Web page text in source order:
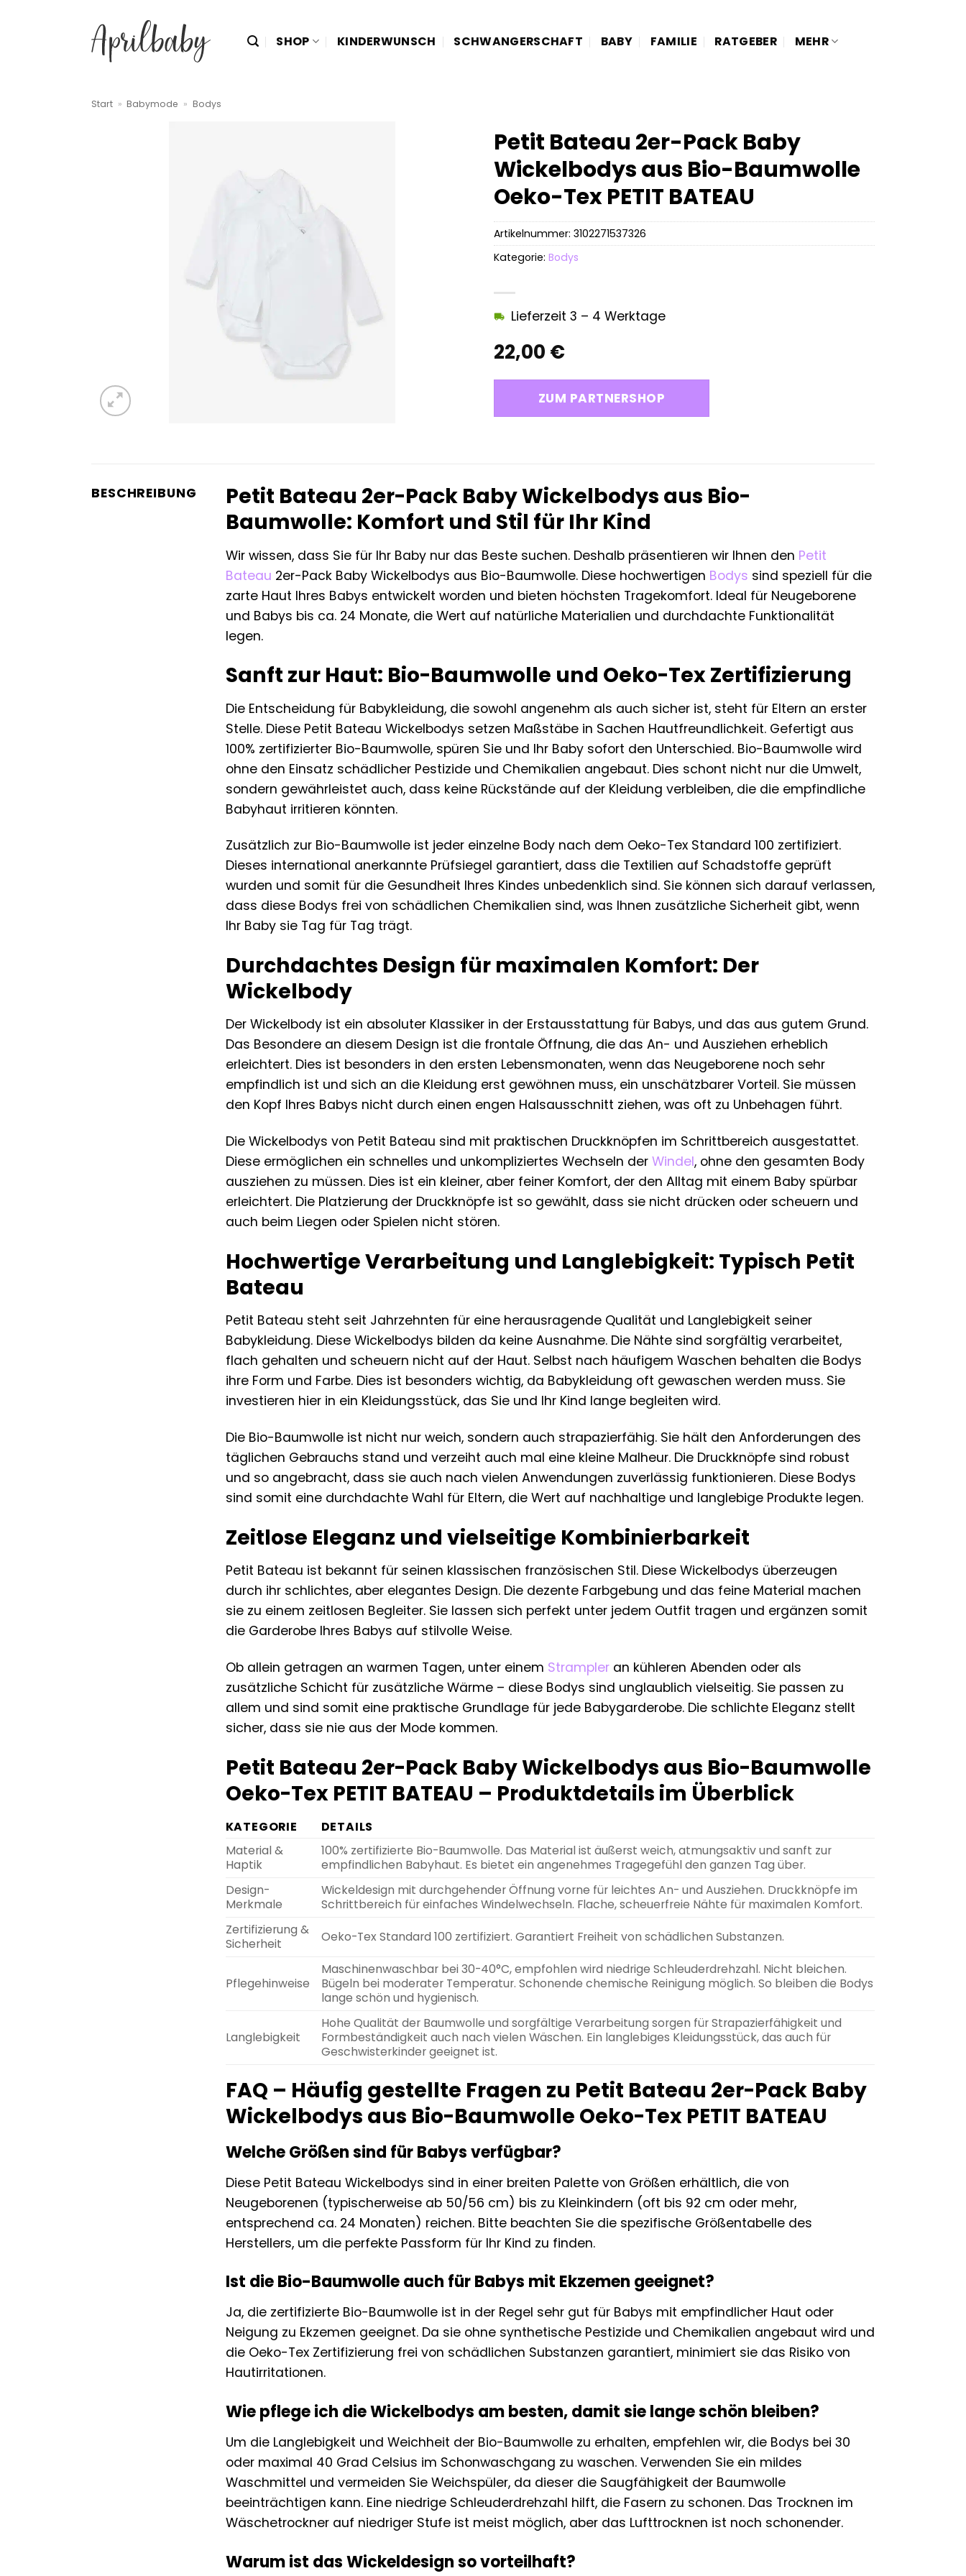
SHOP KINDERWUNSCH SCHWANGERSCHAFT BABY FAMILIE RATGEBER MEHR
Start » Babymode » Bodys
Petit Bateau 2er-Pack Baby
Wickelbodys aus Bio-Baumwolle
Oeko-Tex PETIT BATEAU
22,00 €
Lieferzeit 3 – 4 Werktage
ZUM PARTNERSHOP
Artikelnummer: 3102271537326
Kategorie: Bodys
BESCHREIBUNG
Petit Bateau 2er-Pack Baby Wickelbodys aus Bio-
Baumwolle: Komfort und Stil für Ihr Kind
Wir wissen, dass Sie für Ihr Baby nur das Beste suchen. Deshalb präsentieren wir Ihnen den Petit
Bateau 2er-Pack Baby Wickelbodys aus Bio-Baumwolle. Diese hochwertigen Bodys sind speziell für die
zarte Haut Ihres Babys entwickelt worden und bieten höchsten Tragekomfort. Ideal für Neugeborene
und Babys bis ca. 24 Monate, die Wert auf natürliche Materialien und durchdachte Funktionalität
legen.
Sanft zur Haut: Bio-Baumwolle und Oeko-Tex Zertifizierung
Die Entscheidung für Babykleidung, die sowohl angenehm als auch sicher ist, steht für Eltern an erster
Stelle. Diese Petit Bateau Wickelbodys setzen Maßstäbe in Sachen Hautfreundlichkeit. Gefertigt aus
100% zertifizierter Bio-Baumwolle, spüren Sie und Ihr Baby sofort den Unterschied. Bio-Baumwolle wird
ohne den Einsatz schädlicher Pestizide und Chemikalien angebaut. Dies schont nicht nur die Umwelt,
sondern gewährleistet auch, dass keine Rückstände auf der Kleidung verbleiben, die die empfindliche
Babyhaut irritieren könnten.
Zusätzlich zur Bio-Baumwolle ist jeder einzelne Body nach dem Oeko-Tex Standard 100 zertifiziert.
Dieses international anerkannte Prüfsiegel garantiert, dass die Textilien auf Schadstoffe geprüft
wurden und somit für die Gesundheit Ihres Kindes unbedenklich sind. Sie können sich darauf verlassen,
dass diese Bodys frei von schädlichen Chemikalien sind, was Ihnen zusätzliche Sicherheit gibt, wenn
Ihr Baby sie Tag für Tag trägt.
Durchdachtes Design für maximalen Komfort: Der
Wickelbody
Der Wickelbody ist ein absoluter Klassiker in der Erstausstattung für Babys, und das aus gutem Grund.
Das Besondere an diesem Design ist die frontale Öffnung, die das An- und Ausziehen erheblich
erleichtert. Dies ist besonders in den ersten Lebensmonaten, wenn das Neugeborene noch sehr
empfindlich ist und sich an die Kleidung erst gewöhnen muss, ein unschätzbarer Vorteil. Sie müssen
den Kopf Ihres Babys nicht durch einen engen Halsausschnitt ziehen, was oft zu Unbehagen führt.
Die Wickelbodys von Petit Bateau sind mit praktischen Druckknöpfen im Schrittbereich ausgestattet.
Diese ermöglichen ein schnelles und unkompliziertes Wechseln der Windel, ohne den gesamten Body
ausziehen zu müssen. Dies ist ein kleiner, aber feiner Komfort, der den Alltag mit einem Baby spürbar
erleichtert. Die Platzierung der Druckknöpfe ist so gewählt, dass sie nicht drücken oder scheuern und
auch beim Liegen oder Spielen nicht stören.
Hochwertige Verarbeitung und Langlebigkeit: Typisch Petit
Bateau
Petit Bateau steht seit Jahrzehnten für eine herausragende Qualität und Langlebigkeit seiner
Babykleidung. Diese Wickelbodys bilden da keine Ausnahme. Die Nähte sind sorgfältig verarbeitet,
flach gehalten und scheuern nicht auf der Haut. Selbst nach häufigem Waschen behalten die Bodys
ihre Form und Farbe. Dies ist besonders wichtig, da Babykleidung oft gewaschen werden muss. Sie
investieren hier in ein Kleidungsstück, das Sie und Ihr Kind lange begleiten wird.
Die Bio-Baumwolle ist nicht nur weich, sondern auch strapazierfähig. Sie hält den Anforderungen des
täglichen Gebrauchs stand und verzeiht auch mal eine kleine Malheur. Die Druckknöpfe sind robust
und so angebracht, dass sie auch nach vielen Anwendungen zuverlässig funktionieren. Diese Bodys
sind somit eine durchdachte Wahl für Eltern, die Wert auf nachhaltige und langlebige Produkte legen.
Zeitlose Eleganz und vielseitige Kombinierbarkeit
Petit Bateau ist bekannt für seinen klassischen französischen Stil. Diese Wickelbodys überzeugen
durch ihr schlichtes, aber elegantes Design. Die dezente Farbgebung und das feine Material machen
sie zu einem zeitlosen Begleiter. Sie lassen sich perfekt unter jedem Outfit tragen und ergänzen somit
die Garderobe Ihres Babys auf stilvolle Weise.
Ob allein getragen an warmen Tagen, unter einem Strampleran kühleren Abenden oder als
zusätzliche Schicht für zusätzliche Wärme – diese Bodys sind unglaublich vielseitig. Sie passen zu
allem und sind somit eine praktische Grundlage für jede Babygarderobe. Die schlichte Eleganz stellt
sicher, dass sie nie aus der Mode kommen.
Petit Bateau 2er-Pack Baby Wickelbodys aus Bio-Baumwolle
Oeko-Tex PETIT BATEAU – Produktdetails im Überblick
KATEGORIE
DETAILS
Material &
Haptik
100% zertifizierte Bio-Baumwolle. Das Material ist äußerst weich, atmungsaktiv und sanft zur
empfindlichen Babyhaut. Es bietet ein angenehmes Tragegefühl den ganzen Tag über.
Design-
Merkmale
Wickeldesign mit durchgehender Öffnung vorne für leichtes An- und Ausziehen. Druckknöpfe im
Schrittbereich für einfaches Windelwechseln. Flache, scheuerfreie Nähte für maximalen Komfort.
Zertifizierung &
Sicherheit
Oeko-Tex Standard 100 zertifiziert. Garantiert Freiheit von schädlichen Substanzen.
Pflegehinweise
Maschinenwaschbar bei 30-40°C, empfohlen wird niedrige Schleuderdrehzahl. Nicht bleichen.
Bügeln bei moderater Temperatur. Schonende chemische Reinigung möglich. So bleiben die Bodys
lange schön und hygienisch.
Langlebigkeit
Hohe Qualität der Baumwolle und sorgfältige Verarbeitung sorgen für Strapazierfähigkeit und
Formbeständigkeit auch nach vielen Wäschen. Ein langlebiges Kleidungsstück, das auch für
Geschwisterkinder geeignet ist.
FAQ – Häufig gestellte Fragen zu Petit Bateau 2er-Pack Baby
Wickelbodys aus Bio-Baumwolle Oeko-Tex PETIT BATEAU
Welche Größen sind für Babys verfügbar?
Diese Petit Bateau Wickelbodys sind in einer breiten Palette von Größen erhältlich, die von
Neugeborenen (typischerweise ab 50/56 cm) bis zu Kleinkindern (oft bis 92 cm oder mehr,
entsprechend ca. 24 Monaten) reichen. Bitte beachten Sie die spezifische Größentabelle des
Herstellers, um die perfekte Passform für Ihr Kind zu finden.
Ist die Bio-Baumwolle auch für Babys mit Ekzemen geeignet?
Ja, die zertifizierte Bio-Baumwolle ist in der Regel sehr gut für Babys mit empfindlicher Haut oder
Neigung zu Ekzemen geeignet. Da sie ohne synthetische Pestizide und Chemikalien angebaut wird und
die Oeko-Tex Zertifizierung frei von schädlichen Substanzen garantiert, minimiert sie das Risiko von
Hautirritationen.
Wie pflege ich die Wickelbodys am besten, damit sie lange schön bleiben?
Um die Langlebigkeit und Weichheit der Bio-Baumwolle zu erhalten, empfehlen wir, die Bodys bei 30
oder maximal 40 Grad Celsius im Schonwaschgang zu waschen. Verwenden Sie ein mildes
Waschmittel und vermeiden Sie Weichspüler, da dieser die Saugfähigkeit der Baumwolle
beeinträchtigen kann. Eine niedrige Schleuderdrehzahl hilft, die Fasern zu schonen. Das Trocknen im
Wäschetrockner auf niedriger Stufe ist meist möglich, aber das Lufttrocknen ist noch schonender.
Warum ist das Wickeldesign so vorteilhaft?